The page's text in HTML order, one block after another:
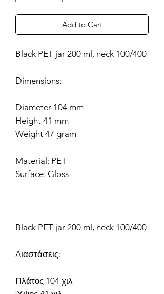
Add to Cart
Black PET jar 200 ml, neck 100/400
Dimensions:
Diameter 104 mm
Height 41 mm
Weight 47 gram
Material: PET
Surface: Gloss
---------------
Black PET jar 200 ml, neck 100/400
Διαστάσεις:
Πλάτος 104 χιλ